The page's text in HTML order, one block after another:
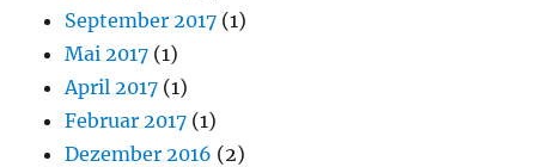
September 2017 (1)
Mai 2017 (1)
April 2017 (1)
Februar 2017 (1)
Dezember 2016 (2)